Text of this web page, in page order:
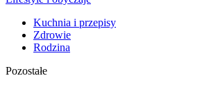
Kuchnia i przepisy
Zdrowie
Rodzina
Pozostałe